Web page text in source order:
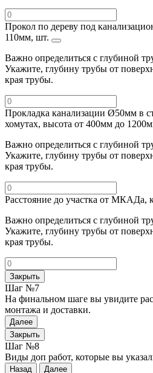
Прокол по дереву под
110мм, шт.
Важно определиться с глубиной
Укажите, глубину трубы от
края трубы.
Прокладка канализации Ø50мм в
хомутах, высота от 400мм до
Важно определиться с глубиной
Укажите, глубину трубы от
края трубы.
Расстояние до участка от МКАДа,
Важно определиться с глубиной
Укажите, глубину трубы от
края трубы.
Закрыть
Шаг №7
На финальном шаге вы увидите
монтажа и доставки.
Далее
Закрыть
Шаг №8
Виды доп работ, которые вы
Назад Далее